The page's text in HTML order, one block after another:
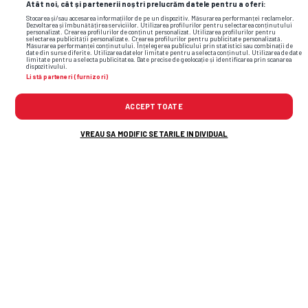
Atât noi, cât și partenerii noștri prelucrăm datele pentru a oferi:
Stocarea și/sau accesarea informațiilor de pe un dispozitiv. Măsurarea performanței reclamelor.
Dezvoltarea și îmbunătățirea serviciilor. Utilizarea profilurilor pentru selectarea conținutului
personalizat. Crearea profilurilor de conținut personalizat. Utilizarea profilurilor pentru
selectarea publicității personalizate. Crearea profilurilor pentru publicitate personalizată.
Măsurarea performanței conținutului. Înțelegerea publicului prin statistici sau combinații de
date din surse diferite. Utilizarea datelor limitate pentru a selecta conținutul. Utilizarea de date
limitate pentru a selecta publicitatea. Date precise de geolocație și identificarea prin scanarea
dispozitivului.
Listă parteneri (furnizori)
ACCEPT TOATE
VREAU SA MODIFIC SETARILE INDIVIDUAL